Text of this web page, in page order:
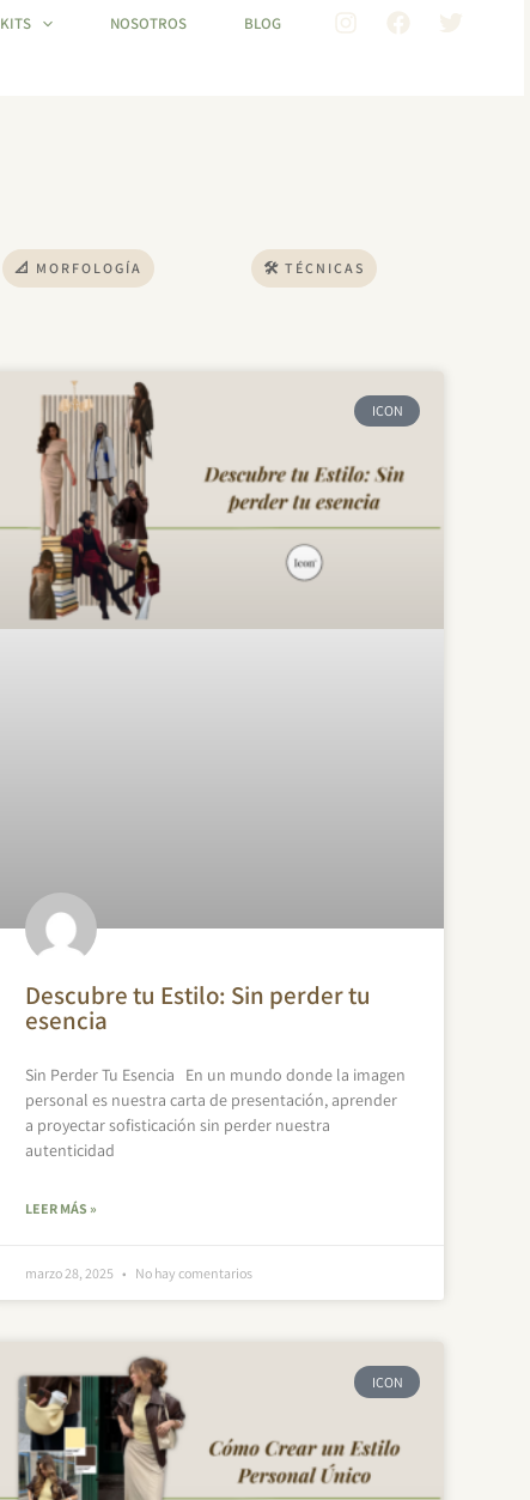
KITS NOSOTROS BLOG
📐 MORFOLOGÍA 🛠 TÉCNICAS
ICON
Descubre tu Estilo: Sin perder tu
esencia
Sin Perder Tu Esencia En un mundo donde la imagen
personal es nuestra carta de presentación, aprender
a proyectar sofisticación sin perder nuestra
autenticidad
LEER MÁS »
marzo 28, 2025 No hay comentarios
ICON